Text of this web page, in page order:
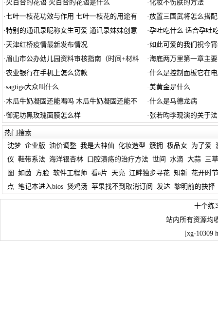
· 火百合的花语 火百合的花语是什么 ·化妆不伤肤的方法
·七叶一枝花功效与作用 七叶一枝花的用途有 ·放置三国武将怎么搭配
·特别的通讯录昵称女生可爱 通讯录妹妹创意 ·孕吐吃什么 适合孕吐
· 天津红桥疫情最新发布情况 ·如此可爱的我们祝今
· 眉山市公办幼儿园资料审核指南（时间+材料 ·海底两万里第一章主
·农业银行在手机上怎么贷款 ·什么是控制面板它在
·sagtiga大众叫什么 ·美黄金是什么
·木瓜牛奶凝固还能喝吗 木瓜牛奶凝固还能不 ·什么是马德龙病
·御泥坊黑玫瑰面膜怎么样 · 张若昀李现演的关于
热门搜索
沈梦 企业版 油价调整 我是大神仙 化妆造型 簇拥 极品女 为了爱
仪 鞋带系法 海洋银杏林 口腔溃疡的治疗方法 世间 水滴 大蒜
三
图
如茵 方脸 软件工程师 看a片 天亮 江畔独步寻花 知新 花开时节
点 笔记本进入bios 煲鸡汤 苹果找不到取消订阅 发达 黎明前的抉择
十个练
站内所有资源均
[xg-10309